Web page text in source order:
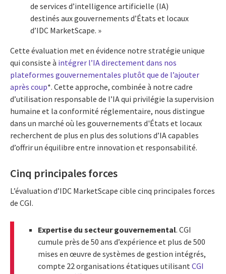
de services d’intelligence artificielle (IA)
destinés aux gouvernements d’États et locaux
d’IDC MarketScape. »
Cette évaluation met en évidence notre stratégie unique
qui consiste à intégrer l’IA directement dans nos
plateformes gouvernementales plutôt que de l’ajouter
après coup*. Cette approche, combinée à notre cadre
d’utilisation responsable de l’IA qui privilégie la supervision
humaine et la conformité réglementaire, nous distingue
dans un marché où les gouvernements d'États et locaux
recherchent de plus en plus des solutions d’IA capables
d’offrir un équilibre entre innovation et responsabilité.
Cinq principales forces
L’évaluation d’IDC MarketScape cible cinq principales forces
de CGI.
Expertise du secteur gouvernemental. CGI
cumule près de 50 ans d’expérience et plus de 500
mises en œuvre de systèmes de gestion intégrés,
compte 22 organisations étatiques utilisantCGI